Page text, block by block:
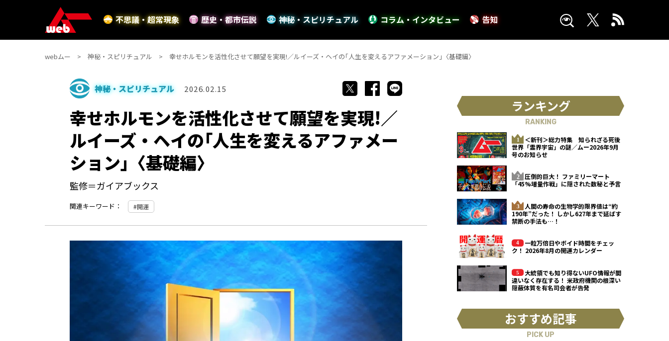
不思議・超常現象 歴史・都市伝説 神秘・スピリチュアル コラム・インタビュー 告知
webムー 神秘・スピリチュアル 幸せホルモンを活性化させて願望を実現!／ルイーズ・ヘイの｢人生を変えるアファメーション｣〈基礎編〉
神秘・スピリチュアル 2026.02.15
幸せホルモンを活性化させて願望を実現!／
ルイーズ・ヘイの｢人生を変えるアファメー
ション｣〈基礎編〉
監修＝ガイアブックス
関連キーワード： 開運
ランキング
RANKING
＜新刊＞総力特集 知られざる死後
世界「霊界宇宙」の謎／ムー2026年9月
号のお知らせ
圧倒的巨大！ ファミリーマート
「45%増量作戦」に隠された数秘と予言
人間の寿命の生物学的限界値は“約
190年”だった！ しかし627年まで延ばす
禁断の手法も…！
一粒万倍日やボイド時間をチェッ
ク！ 2026年8月の開運カレンダー
大統領でも知り得ないUFO情報が間
違いなく存在する！ 米政府機関の根深い
隠蔽体質を有名司会者が告発
おすすめ記事
PICK UP